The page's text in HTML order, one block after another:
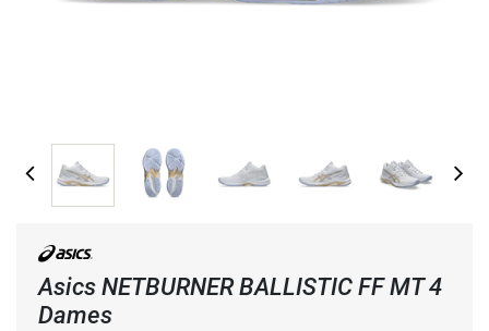
Asics NETBURNER BALLISTIC FF MT 4
Dames